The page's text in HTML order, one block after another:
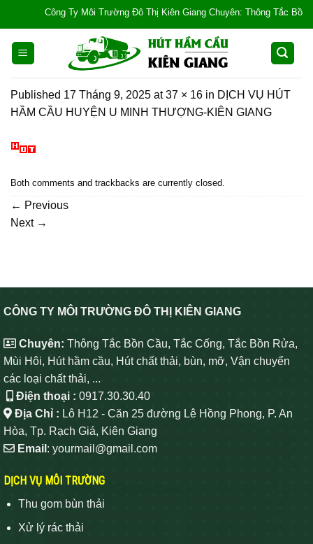
content
Công Ty Môi Trường Đô Thị Kiên Giang Chuyên: Thông Tắc Bồn
Published 17 Tháng 9, 2025 at37 × 16 in DỊCH VỤ HÚT
HẦM CẦU HUYỆN U MINH THƯỢNG-KIÊN GIANG
Both comments and trackbacks are currently closed.
← Previous
Next →
CÔNG TY MÔI TRƯỜNG ĐÔ THỊ KIÊN GIANG
Chuyên: Thông Tắc Bồn Cầu, Tắc Cống, Tắc Bồn Rửa,
Mùi Hôi, Hút hầm cầu, Hút chất thải, bùn, mỡ, Vận chuyển
các loại chất thải, ...
Điện thoại : 0917.30.30.40
Địa Chỉ : Lô H12 - Căn 25 đường Lê Hồng Phong, P. An
Hòa, Tp. Rạch Giá, Kiên Giang
Email : yourmail@gmail.com
DỊCH VỤ MÔI TRƯỜNG
Thu gom bùn thải
Xử lý rác thải